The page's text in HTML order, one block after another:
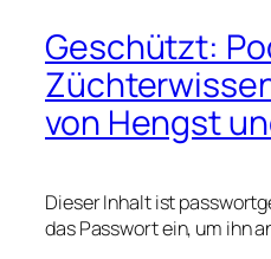
Geschützt:
von Hengst
Dieser Inhalt ist
das Passwort ein, um ihn